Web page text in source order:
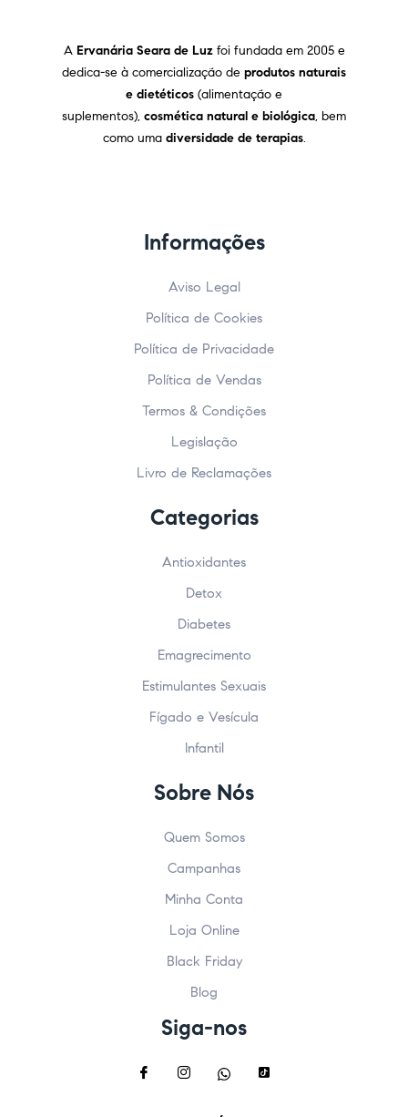
A Ervanária Seara de Luz foi fundada em 2005 e
dedica-se à comercialização de produtos naturais
e dietéticos (alimentação e
suplementos), cosmética natural e biológica, bem
como uma diversidade de terapias.
Informações
Aviso Legal
Política de Cookies
Política de Privacidade
Política de Vendas
Termos & Condições
Legislação
Livro de Reclamações
Categorias
Antioxidantes
Detox
Diabetes
Emagrecimento
Estimulantes Sexuais
Fígado e Vesícula
Infantil
Sobre Nós
Quem Somos
Campanhas
Minha Conta
Loja Online
Black Friday
Blog
Siga-nos